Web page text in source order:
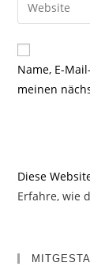
zum
ein
Mail-
zum
ein
deine
Website-
URL
Name, E-
meinen
Diese
Erfahre, wie